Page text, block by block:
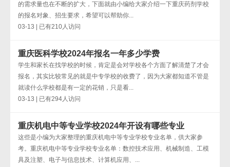
的需求量也在不断的扩大，下面就由小编给大家介绍一下重庆药剂学校
的报名对象、招生要求，希望可以帮助你...
03-13 | 已有210人访问
重庆医科学校2024年报名一年多少学费
学生和家长在找学校的时候，肯定是会对学校各个方面了解清楚了才会
报名，其实比较常见的就是中专学校的收费了，因为大家都知道不管是
就读什么学校都是有一定的花销，只是看...
03-13 | 已有294人访问
重庆机电中等专业学校2024年开设有哪些专业
这些是小编为大家整理的重庆机电中等专业学校专业名单，供大家参
考。重庆机电中等专业学校专业名单：数控技术应用、机械制造、工模
具及注塑、电子与信息技术、计算机应用、...